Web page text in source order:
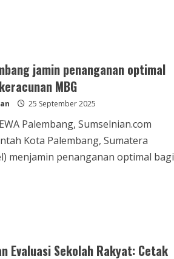
jamin penanganan optimal
MBG
25 September 2025
Palembang, Sumselnian.com
Kota Palembang, Sumatera
menjamin penanganan optimal bagi
Evaluasi Sekolah Rakyat: Cetak